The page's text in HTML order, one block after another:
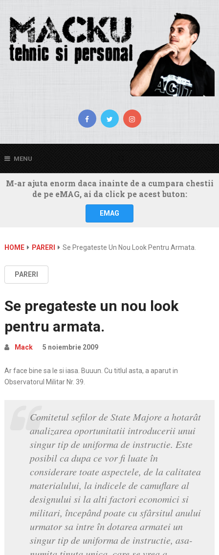
MENU
M-ar ajuta enorm daca inainte de a cumpara chestii
de pe eMAG, ai da click pe acest buton:
EMAG
HOME PARERI Se Pregateste Un Nou Look Pentru Armata.
PARERI
Se pregateste un nou look
pentru armata.
Mack 5 noiembrie 2009
Ar face bine sa le si iasa. Buuun. Cu titlul asta, a aparut in
Observatorul Militar Nr. 39.
Comitetul sefilor de State Majore a hotarât
analizarea oportunitatii introducerii unui
singur tip de uniforma de instructie. Este
posibil ca dupa ce vor fi luate în
considerare toate aspectele, de la calitatea
materialului, la indicele de camuflare al
designului si la alti factori economici si
militari, începând poate cu sfârsitul anului
urmator sa intre în dotarea armatei un
singur tip de uniforma de instructie, asa-